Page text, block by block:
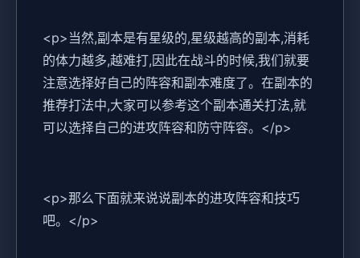
<p>当然,副本是有星级的,星级越高的副本,消耗
的体力越多,越难打,因此在战斗的时候,我们就要
注意选择好自己的阵容和副本难度了。在副本的
推荐打法中,大家可以参考这个副本通关打法,就
可以选择自己的进攻阵容和防守阵容。</p>
<p>那么下面就来说说副本的进攻阵容和技巧
吧。</p>